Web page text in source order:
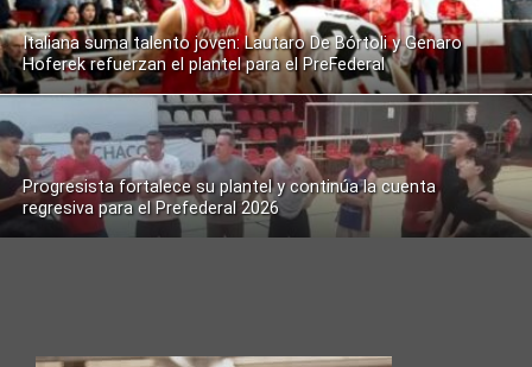
Italiana suma talento joven: Lautaro De Bórtoli y Genaro
Hoferek refuerzan el plantel para el PreFederal
Progresista fortalece su plantel y continúa la cuenta
regresiva para el Prefederal 2026